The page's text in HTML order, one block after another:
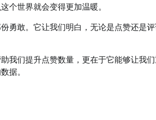
个世界就会变得更加温暖。
勇敢。它让我们明白，无论是点赞还是
们提升点赞数量，更在于它能够让我们
据。